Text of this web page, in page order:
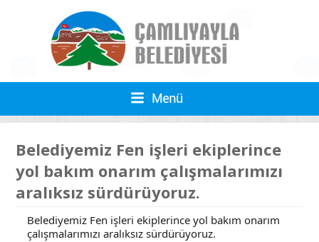
Belediyemiz Fen işleri ekiplerince
yol bakım onarım çalışmalarımızı
aralıksız sürdürüyoruz.
Belediyemiz Fen işleri ekiplerince yol bakım onarım
çalışmalarımızı aralıksız sürdürüyoruz.